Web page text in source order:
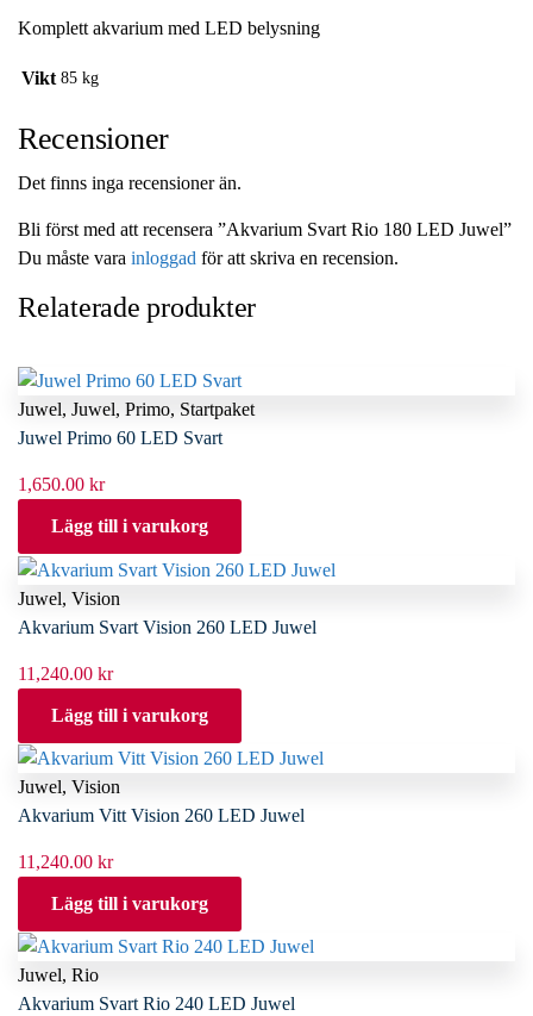
Komplett akvarium med LED belysning
Vikt 85 kg
Recensioner
Det finns inga recensioner än.
Bli först med att recensera ”Akvarium Svart Rio 180 LED Juwel”
Du måste vara inloggad för att skriva en recension.
Relaterade produkter
Juwel, Juwel, Primo, Startpaket
Juwel Primo 60 LED Svart
1,650.00 kr
Lägg till i varukorg
Juwel, Vision
Akvarium Svart Vision 260 LED Juwel
11,240.00 kr
Lägg till i varukorg
Juwel, Vision
Akvarium Vitt Vision 260 LED Juwel
11,240.00 kr
Lägg till i varukorg
Juwel, Rio
Akvarium Svart Rio 240 LED Juwel